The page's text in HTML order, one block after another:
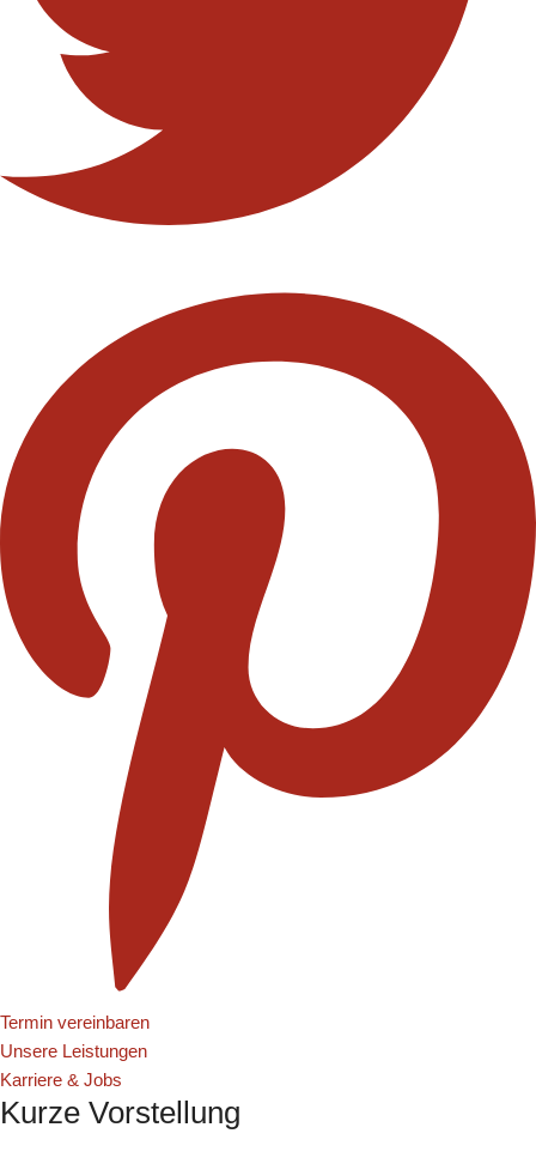
Termin vereinbaren
Unsere Leistungen
Karriere & Jobs
Kurze Vorstellung